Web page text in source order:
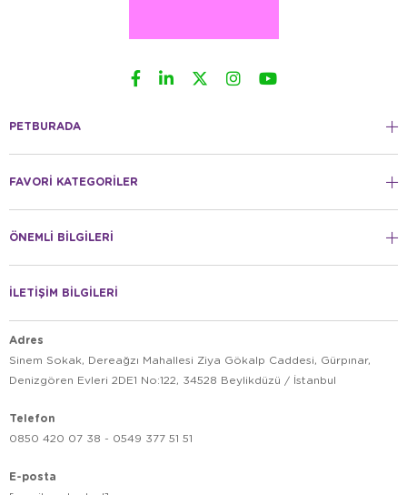
PETBURADA
FAVORİ KATEGORİLER
ÖNEMLİ BİLGİLERİ
İLETİŞİM BİLGİLERİ
Adres
Sinem Sokak, Dereağzı Mahallesi Ziya Gökalp Caddesi, Gürpınar,
Denizgören Evleri 2DE1 No:122, 34528 Beylikdüzü / İstanbul
Telefon
0850 420 07 38 - 0549 377 51 51
E-posta